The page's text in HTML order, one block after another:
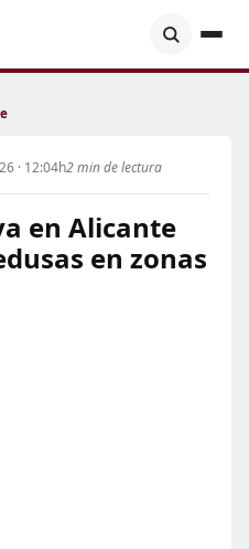
· 12:04h2 min de lectura
en Alicante
en zonas